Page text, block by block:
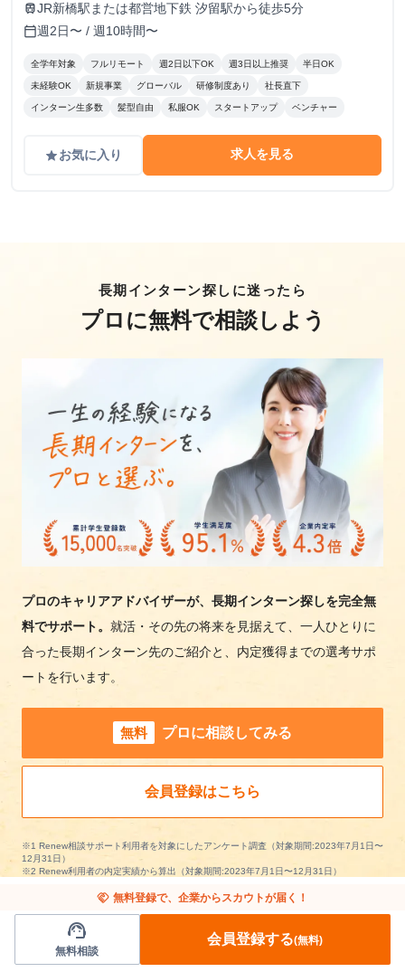
trainJR新橋駅または都営地下鉄 汐留駅から徒歩5分
calendar_today週2日〜 / 週10時間〜
全学年対象 フルリモート 週2日以下OK 週3日以上推奨 半日OK
未経験OK 新規事業 グローバル 研修制度あり 社長直下
インターン生多数 髪型自由 私服OK スタートアップ ベンチャー
gradeお気に入り 求人を見る
長期インターン探しに迷ったら
プロに無料で相談しよう
プロのキャリアアドバイザーが、長期インターン探しを完全無
料でサポート。 就活・その先の将来を見据えて、一人ひとりに
合った長期インターン先のご紹介と、内定獲得までの選考サポ
ートを行います。
無料 プロに相談してみる
会員登録はこちら
※1 Renew相談サポート利用者を対象にしたアンケート調査（対象期間:2023年7月1日〜
12月31日）
※2 Renew利用者の内定実績から算出（対象期間:2023年7月1日〜12月31日）
handshake 無料登録で、企業からスカウトが届く！
support_agent
無料相談
会員登録する(無料)